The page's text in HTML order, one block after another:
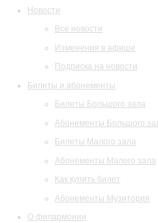
Новости
Все новости
Изменения в афише
Подписка на новости
Билеты и абонементы
Билеты Большого зала
Абонементы Большого
Билеты Малого зала
Абонементы Малого зала
Как купить билет
Абонементы Музитория
О филармонии